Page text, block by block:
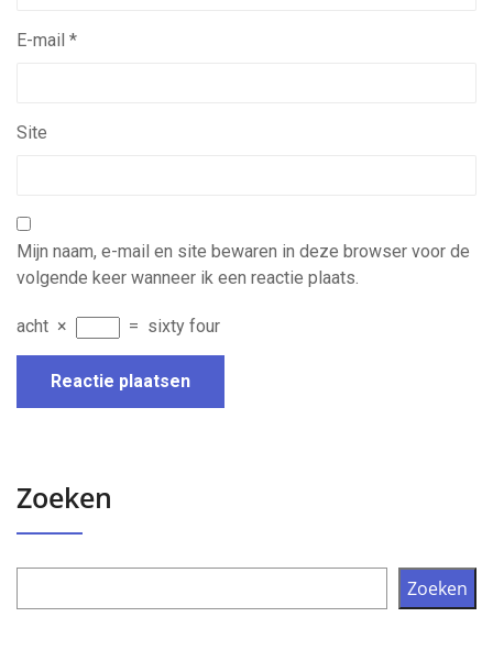
E-mail *
Site
Mijn naam, e-mail en site bewaren in deze browser voor de
volgende keer wanneer ik een reactie plaats.
acht × = sixty four
Zoeken
Zoeken